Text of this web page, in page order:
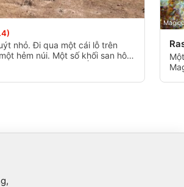
nhỏ. Đi qua một cái lỗ trên
hẻm núi. Một số khối san hô